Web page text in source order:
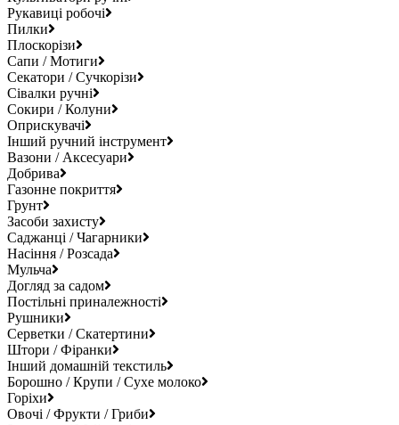
Рукавиці робочі
Пилки
Плоскорізи
Сапи / Мотиги
Секатори / Сучкорізи
Сівалки ручні
Сокири / Колуни
Оприскувачі
Інший ручний інструмент
Вазони / Аксесуари
Добрива
Газонне покриття
Грунт
Засоби захисту
Саджанці / Чагарники
Насіння / Розсада
Мульча
Догляд за садом
Постільні приналежності
Рушники
Серветки / Скатертини
Штори / Фіранки
Інший домашній текстиль
Борошно / Крупи / Сухе молоко
Горіхи
Овочі / Фрукти / Гриби